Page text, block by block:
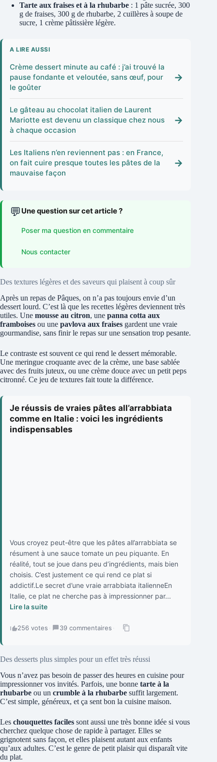
Tarte aux fraises et à la rhubarbe : 1 pâte sucrée, 300
g de fraises, 300 g de rhubarbe, 2 cuillères à soupe de
sucre, 1 crème pâtissière légère.
A LIRE AUSSI
Crème dessert minute au café : j’ai trouvé la
pause fondante et veloutée, sans œuf, pour
le goûter
→
Le gâteau au chocolat italien de Laurent
Mariotte est devenu un classique chez nous
à chaque occasion
→
Les Italiens n’en reviennent pas : en France,
on fait cuire presque toutes les pâtes de la
mauvaise façon
→
💬 Une question sur cet article ?
Poser ma question en commentaire
Nous contacter
Des textures légères et des saveurs qui plaisent à coup sûr
Après un repas de Pâques, on n’a pas toujours envie d’un
dessert lourd. C’est là que les recettes légères deviennent très
utiles. Une mousse au citron, une panna cotta aux
framboises ou une pavlova aux fraises gardent une vraie
gourmandise, sans finir le repas sur une sensation trop pesante.
Le contraste est souvent ce qui rend le dessert mémorable.
Une meringue croquante avec de la crème, une base sablée
avec des fruits juteux, ou une crème douce avec un petit peps
citronné. Ce jeu de textures fait toute la différence.
Je réussis de vraies pâtes all’arrabbiata
comme en Italie : voici les ingrédients
indispensables
Vous croyez peut-être que les pâtes all’arrabbiata se
résument à une sauce tomate un peu piquante. En
réalité, tout se joue dans peu d’ingrédients, mais bien
choisis. C’est justement ce qui rend ce plat si
addictif.Le secret d’une vraie arrabbiata italienneEn
Italie, ce plat ne cherche pas à impressionner par...
Lire la suite
256 votes · 39 commentaires ·
Des desserts plus simples pour un effet très réussi
Vous n’avez pas besoin de passer des heures en cuisine pour
impressionner vos invités. Parfois, une bonne tarte à la
rhubarbe ou un crumble à la rhubarbe suffit largement.
C’est simple, généreux, et ça sent bon la cuisine maison.
Les chouquettes faciles sont aussi une très bonne idée si vous
cherchez quelque chose de rapide à partager. Elles se
grignotent sans façon, et elles plaisent autant aux enfants
qu’aux adultes. C’est le genre de petit plaisir qui disparaît vite
du plat.